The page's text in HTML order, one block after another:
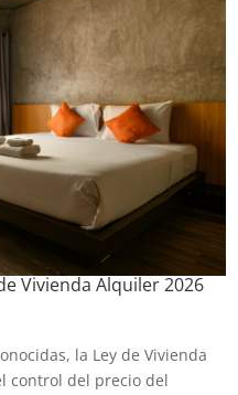
Vivienda Alquiler 2026
la Ley de Vivienda
control del precio del